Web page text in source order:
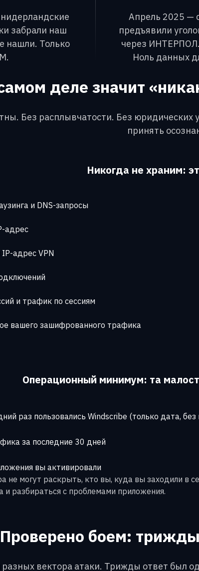
забрали наш
нашли. Только
Апрель 2025 —
предъявили
через
Ноль данных
деле значит
Без расплывчатости. Без юридических
принять
Никогда не храним:
и DNS-запросы
адрес
адрес VPN
и трафик по сессиям
вашего зашифрованного трафика
Операционный минимум: та
раз пользовались Windscribe (только дата,
за последние 30 дней
вы активировали
не могут раскрыть, кто вы, куда вы заходили в
и разбираться с проблемами приложения.
Проверено боем:
вектора атаки. Трижды ответ был